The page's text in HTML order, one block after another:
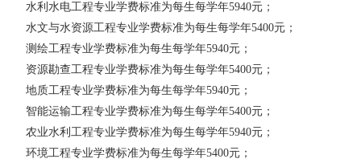
水利水电工程专业学费标准为每生每学年5940元；
水文与水资源工程专业学费标准为每生每学年5400元；
测绘工程专业学费标准为每生每学年5940元；
资源勘查工程专业学费标准为每生每学年5400元；
地质工程专业学费标准为每生每学年5940元；
智能运输工程专业学费标准为每生每学年5400元；
农业水利工程专业学费标准为每生每学年5940元；
环境工程专业学费标准为每生每学年5400元；